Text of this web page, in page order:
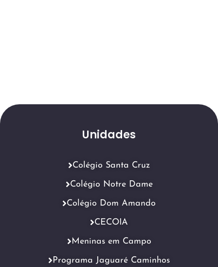
Unidades
Colégio Santa Cruz
Colégio Notre Dame
Colégio Dom Amando
CECOIA
Meninas em Campo
Programa Jaguaré Caminhos